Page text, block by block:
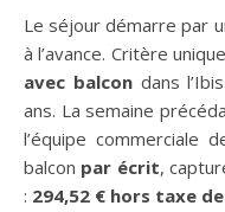
Le séjour démarre par
à l’avance. Critère
avec balcondans
ans. La semaine
l’équipe commerciale
balcon par écrit,
: 294,52 € hors taxe